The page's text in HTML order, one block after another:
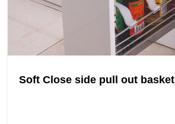
Soft Close side pull out basket